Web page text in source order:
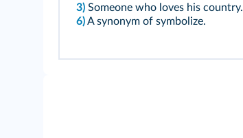
3) Someone who loves his country.
6)A synonym of symbolize.